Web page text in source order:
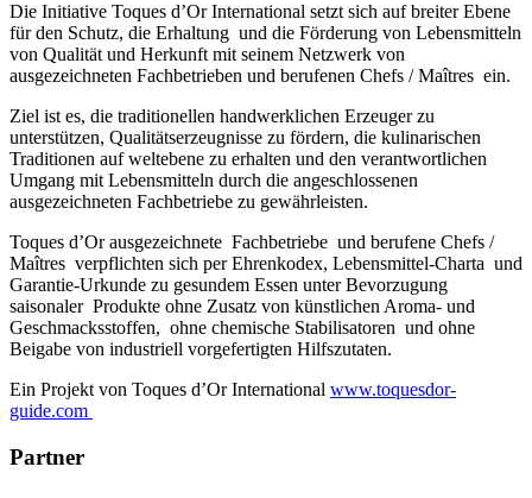
Die Initiative Toques d’Or International setzt sich auf breiter Ebene
für den Schutz, die Erhaltung und die Förderung von Lebensmitteln
von Qualität und Herkunft mit seinem Netzwerk von
ausgezeichneten Fachbetrieben und berufenen Chefs / Maîtres ein.
Ziel ist es, die traditionellen handwerklichen Erzeuger zu
unterstützen, Qualitätserzeugnisse zu fördern, die kulinarischen
Traditionen auf weltebene zu erhalten und den verantwortlichen
Umgang mit Lebensmitteln durch die angeschlossenen
ausgezeichneten Fachbetriebe zu gewährleisten.
Toques d’Or ausgezeichnete Fachbetriebe und berufene Chefs /
Maîtres verpflichten sich per Ehrenkodex, Lebensmittel-Charta und
Garantie-Urkunde zu gesundem Essen unter Bevorzugung
saisonaler Produkte ohne Zusatz von künstlichen Aroma- und
Geschmacksstoffen, ohne chemische Stabilisatoren und ohne
Beigabe von industriell vorgefertigten Hilfszutaten.
Ein Projekt von Toques d’Or International www.toquesdor-
guide.com
Partner